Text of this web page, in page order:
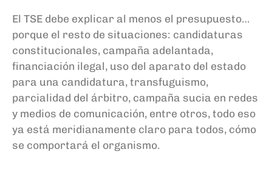
El TSE debe explicar al menos el presupuesto…
porque el resto de situaciones: candidaturas
constitucionales, campaña adelantada,
financiación ilegal, uso del aparato del estado
para una candidatura, transfuguismo,
parcialidad del árbitro, campaña sucia en redes
y medios de comunicación, entre otros, todo eso
ya está meridianamente claro para todos, cómo
se comportará el organismo.